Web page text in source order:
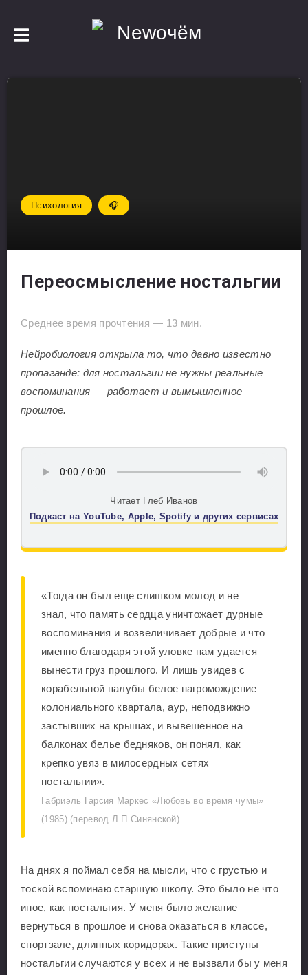
Психология 🎧
Переосмысление ностальгии
Среднее время прочтения — 13 мин.
Нейробиология открыла то, что давно известно
пропаганде: для ностальгии не нужны реальные
воспоминания — работает и вымышленное
прошлое.
Читает Глеб Иванов
Подкаст на YouTube, Apple, Spotify и других сервисах
«Тогда он был еще слишком молод и не
знал, что память сердца уничтожает дурные
воспоминания и возвеличивает добрые и что
именно благодаря этой уловке нам удается
вынести груз прошлого. И лишь увидев с
корабельной палубы белое нагромождение
колониального квартала, аур, неподвижно
застывших на крышах, и вывешенное на
балконах белье бедняков, он понял, как
крепко увяз в милосердных сетях
ностальгии».
Габриэль Гарсия Маркес «Любовь во время чумы»
(1985) (перевод Л.П.Синянской).
На днях я поймал себя на мысли, что с грустью и
тоской вспоминаю старшую школу. Это было не что
иное, как ностальгия. У меня было желание
вернуться в прошлое и снова оказаться в классе,
спортзале, длинных коридорах. Такие приступы
ностальгии случаются у всех и не вызвали бы у меня